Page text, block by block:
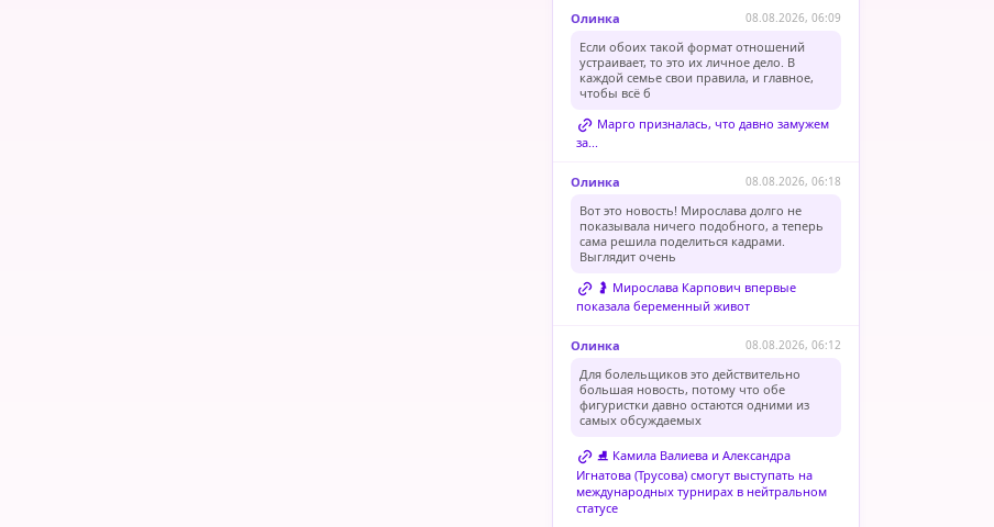
Олинка 08.08.2026, 06:09
Если обоих такой формат отношений
устраивает, то это их личное дело. В
каждой семье свои правила, и главное,
чтобы всё б
Марго призналась, что давно замужем
за...
Олинка 08.08.2026, 06:18
Вот это новость! Мирослава долго не
показывала ничего подобного, а теперь
сама решила поделиться кадрами.
Выглядит очень
🤰 Мирослава Карпович впервые
показала беременный живот
Олинка 08.08.2026, 06:12
Для болельщиков это действительно
большая новость, потому что обе
фигуристки давно остаются одними из
самых обсуждаемых
⛸️ Камила Валиева и Александра
Игнатова (Трусова) смогут выступать на
международных турнирах в нейтральном
статусе